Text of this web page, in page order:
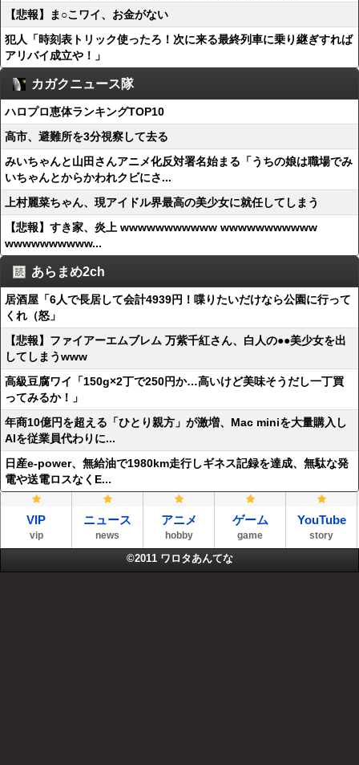
【悲報】ま○こワイ、お金がない
犯人「時刻表トリック使ったろ！次に来る最終列車に乗り継ぎすれば
アリバイ成立や！」
カガクニュース隊
ハロプロ恵体ランキングTOP10
高市、避難所を3分視察して去る
みいちゃんと山田さんアニメ化反対署名始まる「うちの娘は職場でみ
いちゃんとからかわれクビにさ...
上村麗菜ちゃん、現アイドル界最高の美少女に就任してしまう
【悲報】すき家、炎上 wwwwwwwwwww wwwwwwwwwww
wwwwwwwwww...
あらまめ2ch
居酒屋「6人で長居して会計4939円！喋りたいだけなら公園に行って
くれ（怒」
【悲報】ファイアーエムブレム 万紫千紅さん、白人の●●美少女を出
してしまうwww
高級豆腐ワイ「150g×2丁で250円か…高いけど美味そうだし一丁買
ってみるか！」
年商10億円を超える「ひとり親方」が激増、Mac miniを大量購入し
AIを従業員代わりに...
日産e-power、無給油で1980km走行しギネス記録を達成、無駄な発
電や送電ロスなくE...
VIP
vip
ニュース
news
アニメ
hobby
ゲーム
game
YouTube
story
©2011 ワロタあんてな